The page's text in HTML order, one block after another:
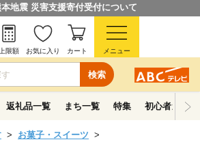
地震 災害支援寄付受付について
検索
上限額 お気に入り カート メニュー
返礼品一覧 まち一覧 特集 初心者ガイド
お菓子・スイーツ